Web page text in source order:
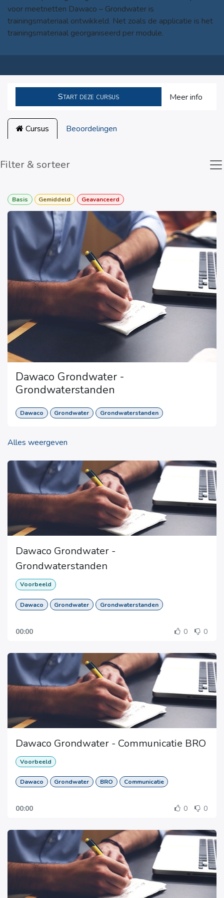
voor meetnetten Dawaco – Grondwater is
trainingsmateriaal ontwikkeld. Net zoals de applicatie is het
trainingsmateriaal georganiseerd per module.
Start deze cursus Meer info
Cursus Beoordelingen
Filter & sorteer
Basis Gemiddeld Geavanceerd
Dawaco Grondwater -
Grondwaterstanden
Dawaco Grondwater Grondwaterstanden
Alles weergeven
Dawaco Grondwater -
Grondwaterstanden
Voorbeeld
Dawaco Grondwater Grondwaterstanden
00:00 0 0
Dawaco Grondwater - Communicatie BRO
Voorbeeld
Dawaco Grondwater BRO Communicatie
00:00 0 0